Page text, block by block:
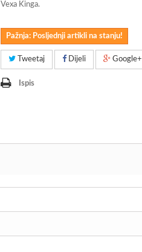
Vexa Kinga.
Pažnja: Posljednji artikli na stanju!
Tweetaj Dijeli Google+
Ispis